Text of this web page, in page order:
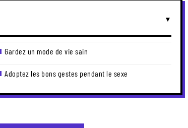
Gardez un mode de vie sain
Adoptez les bons gestes pendant le sexe